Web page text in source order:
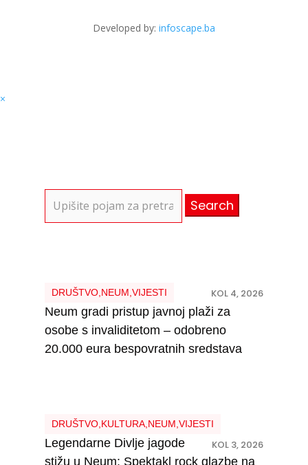
Developed by: infoscape.ba
×
for:
DRUŠTVO, NEUM VIJESTI KOL 4, 2026
Neum gradi pristup javnoj plaži za
osobe s invaliditetom – odobreno
20.000 eura bespovratnih sredstava
DRUŠTVO, KULTURA, NEUM VIJESTI
KOL 3, 2026
Legendarne Divlje jagode
stižu u Neum: Spektakl rock glazbe na